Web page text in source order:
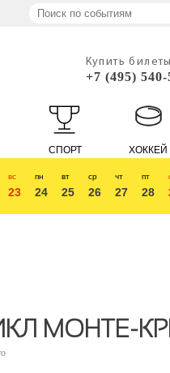
Купить
+7 (495) 540-
СПОРТ ХОККЕЙ
вс
23
пн
24
вт
25
ср
26
чт
27
пт
28
МОНТЕ-